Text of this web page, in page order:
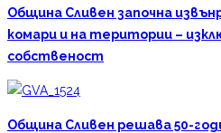
Община Сливен започна
комари и на територии –
собственост
Община Сливен решава 50-